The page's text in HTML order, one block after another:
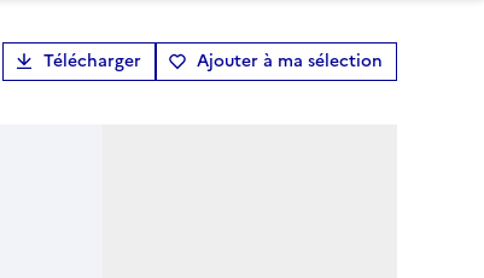
Télécharger Ajouter à ma sélection